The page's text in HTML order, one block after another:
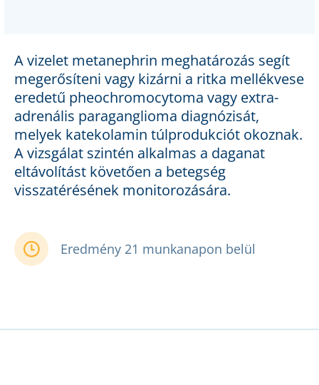
A vizelet metanephrin meghatározás segít
megerősíteni vagy kizárni a ritka mellékvese
eredetű pheochromocytoma vagy extra-
adrenális paraganglioma diagnózisát,
melyek katekolamin túlprodukciót okoznak.
A vizsgálat szintén alkalmas a daganat
eltávolítást követően a betegség
visszatérésének monitorozására.
Eredmény 21 munkanapon belül